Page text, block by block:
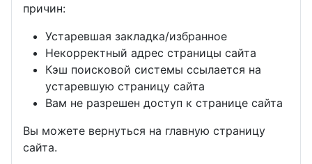
причин:
Устаревшая закладка/избранное
Некорректный адрес страницы сайта
Кэш поисковой системы ссылается на
устаревшую страницу сайта
Вам не разрешен доступ к странице сайта
Вы можете вернуться на главную страницу
сайта.